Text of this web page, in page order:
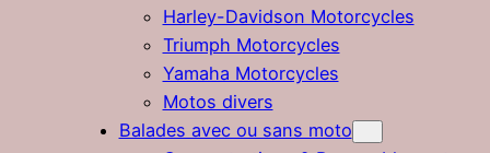
Harley-Davidson Motorcycles
Triumph Motorcycles
Yamaha Motorcycles
Motos divers
Balades avec ou sans moto